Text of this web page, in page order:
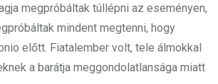
megpróbáltak túllépni az eseményen,
mindent megtenni, hogy
előtt. Fiatalember volt, tele álmokkal
a barátja meggondolatlansága miatt